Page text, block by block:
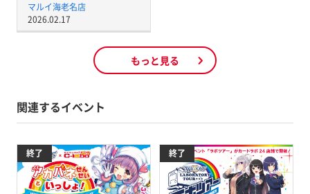
マルイ海老名店
2026.02.17
もっと見る
関連するイベント
終了 終了